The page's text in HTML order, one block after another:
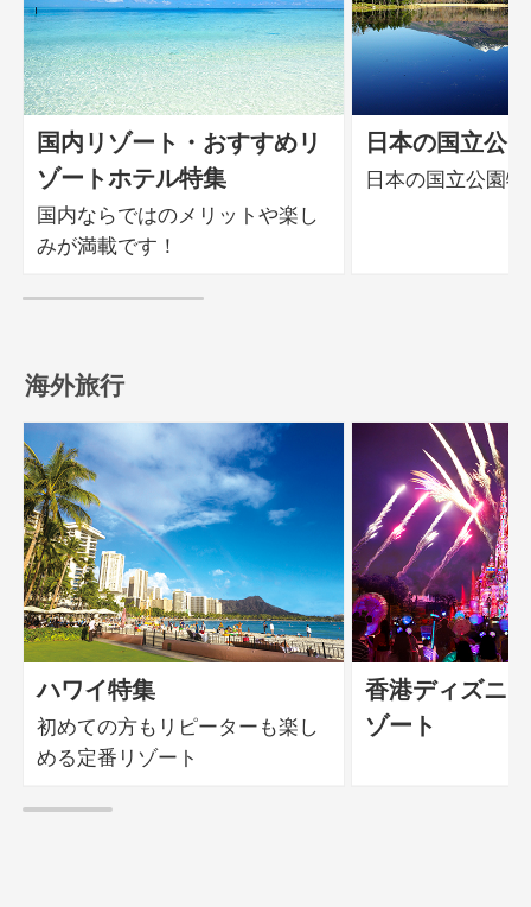
国内リゾート・おすすめリ
ゾートホテル特集
国内ならではのメリットや楽し
みが満載です！
日本の国立公
日本の国立公園特
海外旅行
ハワイ特集
初めての方もリピーターも楽し
める定番リゾート
香港ディズニ
ゾート